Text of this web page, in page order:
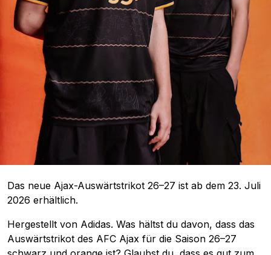
Das neue Ajax-Auswärtstrikot 26–27 ist ab dem 23. Juli
2026 erhältlich.
Hergestellt von Adidas. Was hältst du davon, dass das
Auswärtstrikot des AFC Ajax für die Saison 26–27